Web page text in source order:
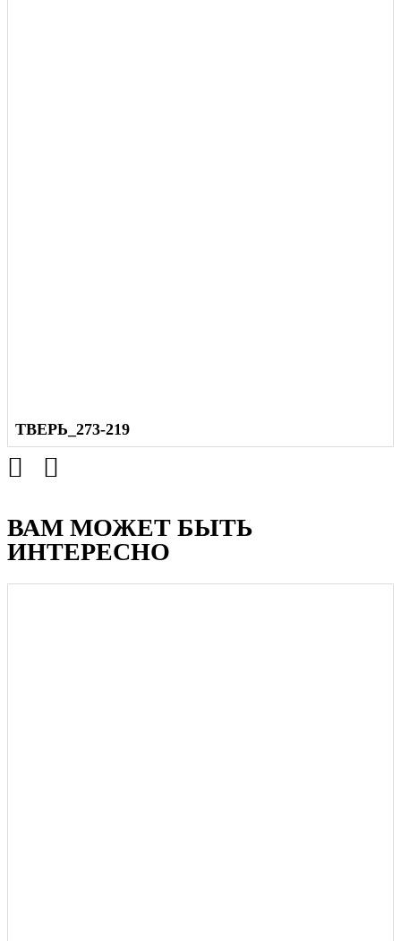
ТВЕРЬ_273-219
ВАМ МОЖЕТ БЫТЬ
ИНТЕРЕСНО